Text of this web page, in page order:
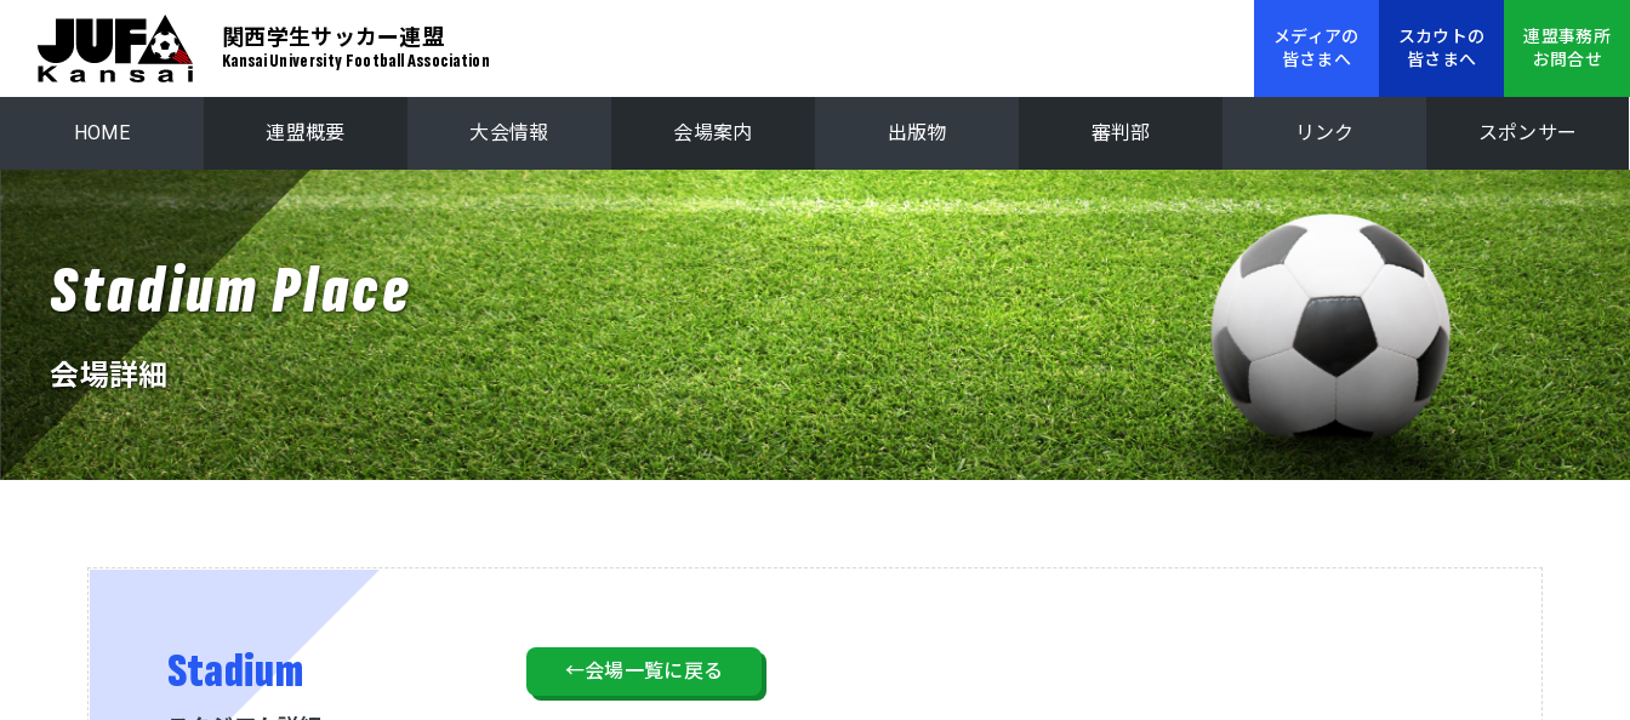
関西学生サッカー連盟
Kansai University Football Association
メディアの
皆さまへ
スカウトの
皆さまへ
連盟事務所
お問合せ
HOME 連盟概要 大会情報
関西学生リーグ プレーオフ 関西選手権 新人大会 Iリーグ
関西ステップアップリーグ 関西学生選抜
会場案内 出版物 審判部 リンク スポンサー
Stadium Place
会場詳細
Stadium ←会場一覧に戻る